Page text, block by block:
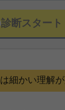
診断スタート
細かい理解